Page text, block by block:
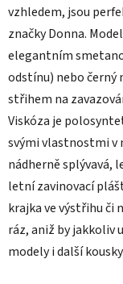
vzhledem, jsou
značky Donna.
elegantním
odstínu) nebo černý
střihem na
Viskóza je
svými vlastnostmi v
nádherně splývavá,
letní zavinovací
krajka ve výstřihu či
ráz, aniž by jakkoliv
modely i další